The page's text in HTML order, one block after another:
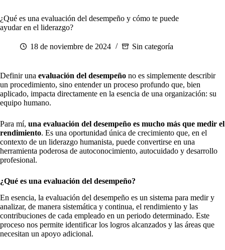
¿Qué es una evaluación del desempeño y cómo te puede
ayudar en el liderazgo?
18 de noviembre de 2024 Sin categoría
Definir una evaluación del desempeño no es simplemente describir
un procedimiento, sino entender un proceso profundo que, bien
aplicado, impacta directamente en la esencia de una organización: su
equipo humano.
Para mí, una evaluación del desempeño es mucho más que medir el
rendimiento. Es una oportunidad única de crecimiento que, en el
contexto de un liderazgo humanista, puede convertirse en una
herramienta poderosa de autoconocimiento, autocuidado y desarrollo
profesional.
¿Qué es una evaluación del desempeño?
En esencia, la evaluación del desempeño es un sistema para medir y
analizar, de manera sistemática y continua, el rendimiento y las
contribuciones de cada empleado en un periodo determinado. Este
proceso nos permite identificar los logros alcanzados y las áreas que
necesitan un apoyo adicional.